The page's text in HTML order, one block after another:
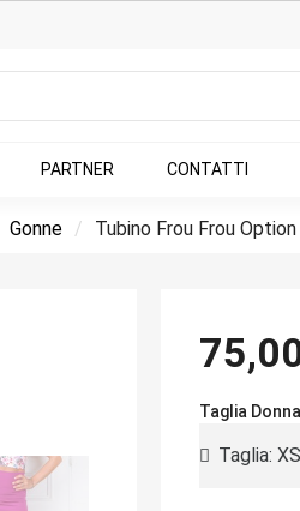
PARTNER CONTATTI
Gonne Tubino Frou Frou
Taglia Donna